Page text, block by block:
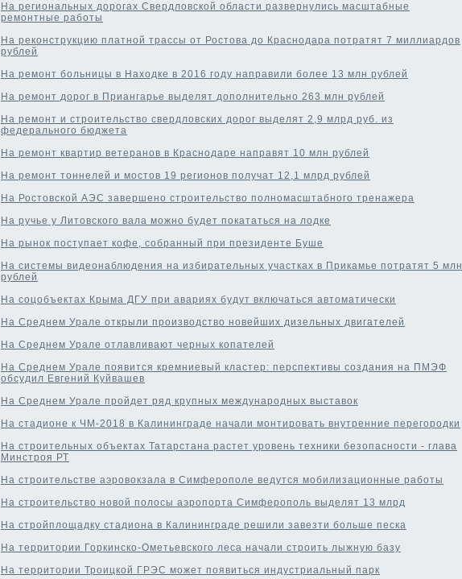
На региональных дорогах Свердловской области развернулись масштабные
ремонтные работы
На реконструкцию платной трассы от Ростова до Краснодара потратят 7 миллиардов
рублей
На ремонт больницы в Находке в 2016 году направили более 13 млн рублей
На ремонт дорог в Приангарье выделят дополнительно 263 млн рублей
На ремонт и строительство свердловских дорог выделят 2,9 млрд руб. из
федерального бюджета
На ремонт квартир ветеранов в Краснодаре направят 10 млн рублей
На ремонт тоннелей и мостов 19 регионов получат 12,1 млрд рублей
На Ростовской АЭС завершено строительство полномасштабного тренажера
На ручье у Литовского вала можно будет покататься на лодке
На рынок поступает кофе, собранный при президенте Буше
На системы видеонаблюдения на избирательных участках в Прикамье потратят 5 млн
рублей
На соцобъектах Крыма ДГУ при авариях будут включаться автоматически
На Среднем Урале открыли производство новейших дизельных двигателей
На Среднем Урале отлавливают черных копателей
На Среднем Урале появится кремниевый кластер: перспективы создания на ПМЭФ
обсудил Евгений Куйвашев
На Среднем Урале пройдет ряд крупных международных выставок
На стадионе к ЧМ-2018 в Калининграде начали монтировать внутренние перегородки
На строительных объектах Татарстана растет уровень техники безопасности - глава
Минстроя РТ
На строительстве аэровокзала в Симферополе ведутся мобилизационные работы
На строительство новой полосы аэропорта Симферополь выделят 13 млрд
На стройплощадку стадиона в Калининграде решили завезти больше песка
На территории Горкинско-Ометьевского леса начали строить лыжную базу
На территории Троицкой ГРЭС может появиться индустриальный парк